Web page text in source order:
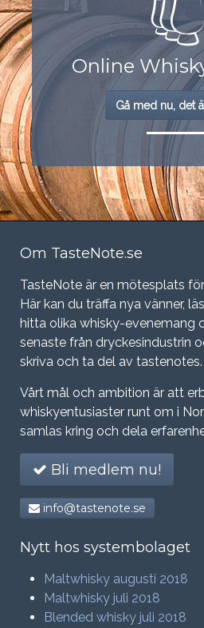
Online
Gå med nu, det
Om TasteNote.se
TasteNote är en mötesplats
Här kan du träffa nya vänner,
hitta olika whisky-evenemang
senaste från dryckesindustrin
skriva och ta del av tastenotes.
Vårt mål och ambition är att
whiskyentusiaster runt om i
samlas kring och dela
Bli medlem nu!
info@tastenote.se
Nytt hos systembolaget
Maltwhisky augusti 2018
Maltwhisky juli 2018
Blended whisky juli 2018